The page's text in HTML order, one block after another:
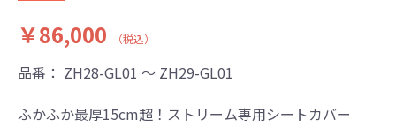
￥86,000 （税込）
品番： ZH28-GL01 ～ ZH29-GL01
ふかふか最厚15cm超！ストリーム専用シートカバー